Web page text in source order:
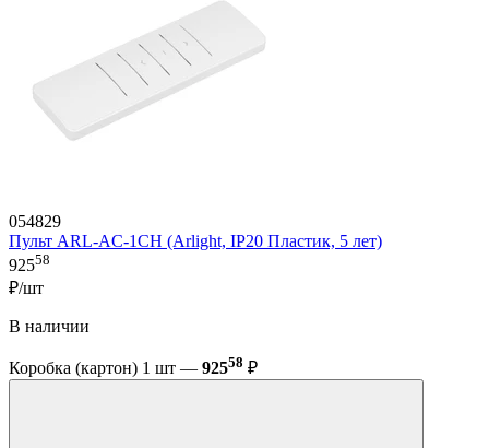
054829
Пульт ARL-AC-1CH (Arlight, IP20 Пластик, 5 лет)
92558
₽/шт
В наличии
Коробка (картон) 1 шт — 92558 ₽